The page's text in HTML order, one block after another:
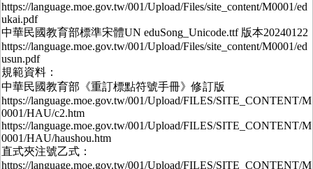
https://language.moe.gov.tw/001/Upload/Files/site_content/M0001/ed
ukai.pdf
中華民國教育部標準宋體UN eduSong_Unicode.ttf 版本20240122
https://language.moe.gov.tw/001/Upload/Files/site_content/M0001/ed
usun.pdf
規範資料：
中華民國教育部《重訂標點符號手冊》修訂版
https://language.moe.gov.tw/001/Upload/FILES/SITE_CONTENT/M
0001/HAU/c2.htm
https://language.moe.gov.tw/001/Upload/FILES/SITE_CONTENT/M
0001/HAU/haushou.htm
直式夾注號乙式：
https://language.moe.gov.tw/001/Upload/FILES/SITE_CONTENT/M